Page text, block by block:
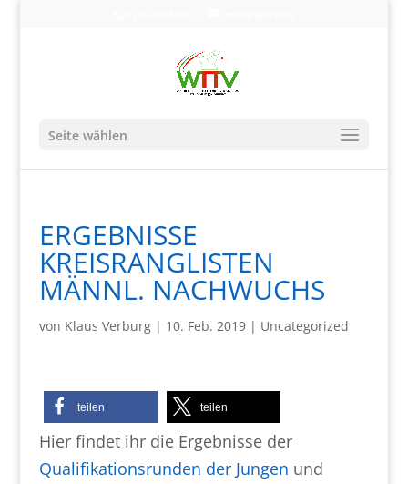
Seite wählen
ERGEBNISSE
KREISRANGLISTEN
MÄNNL. NACHWUCHS
von Klaus Verburg| 10. Feb. 2019| Uncategorized
teilen teilen
Hier findet ihr die Ergebnisse der
Qualifikationsrunden der Jungen und